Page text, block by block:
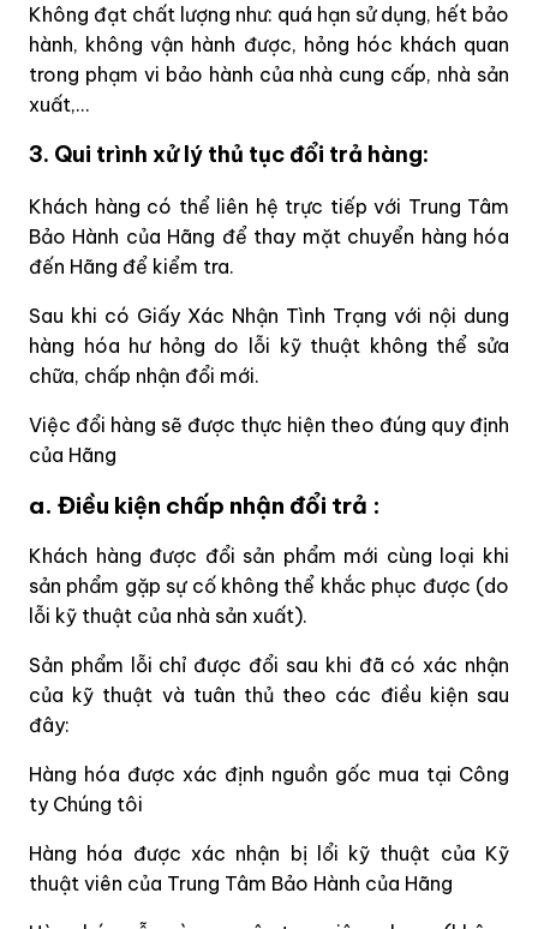
Không đạt chất lượng như: quá hạn sử dụng, hết bảo
hành, không vận hành được, hỏng hóc khách quan
trong phạm vi bảo hành của nhà cung cấp, nhà sản
xuất,...
3. Qui trình xử lý thủ tục đổi trả hàng:
Khách hàng có thể liên hệ trực tiếp với Trung Tâm
Bảo Hành của Hãng để thay mặt chuyển hàng hóa
đến Hãng để kiểm tra.
Sau khi có Giấy Xác Nhận Tình Trạng với nội dung
hàng hóa hư hỏng do lỗi kỹ thuật không thể sửa
chữa, chấp nhận đổi mới.
Việc đổi hàng sẽ được thực hiện theo đúng quy định
của Hãng
a. Điều kiện chấp nhận đổi trả :
Khách hàng được đổi sản phẩm mới cùng loại khi
sản phẩm gặp sự cố không thể khắc phục được (do
lỗi kỹ thuật của nhà sản xuất).
Sản phẩm lỗi chỉ được đổi sau khi đã có xác nhận
của kỹ thuật và tuân thủ theo các điều kiện sau
đây:
Hàng hóa được xác định nguồn gốc mua tại Công
ty Chúng tôi
Hàng hóa được xác nhận bị lổi kỹ thuật của Kỹ
thuật viên của Trung Tâm Bảo Hành của Hãng